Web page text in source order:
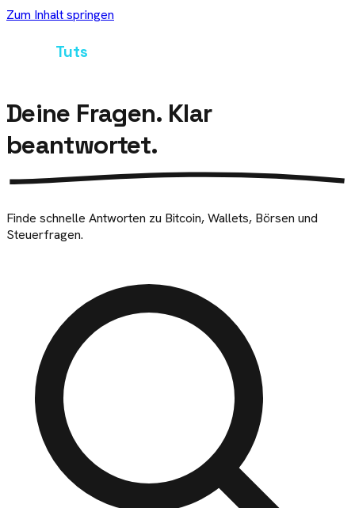
Zum Inhalt springen
Tuts
Deine Fragen. Klar
beantwortet.
Finde schnelle Antworten zu Bitcoin, Wallets, Börsen und
Steuerfragen.